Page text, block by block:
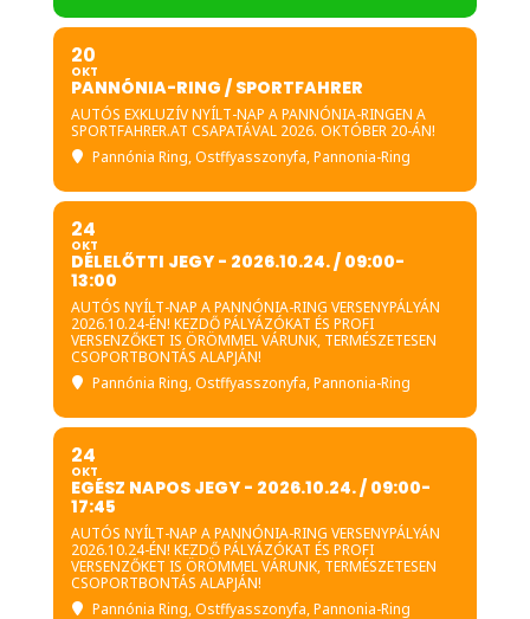
20
OKT
PANNÓNIA-RING / SPORTFAHRER
AUTÓS EXKLUZÍV NYÍLT-NAP A PANNÓNIA-RINGEN A
SPORTFAHRER.AT CSAPATÁVAL 2026. OKTÓBER 20-ÁN!
Pannónia Ring, Ostffyasszonyfa, Pannonia-Ring
24
OKT
DÉLELŐTTI JEGY - 2026.10.24. / 09:00-
13:00
AUTÓS NYÍLT-NAP A PANNÓNIA-RING VERSENYPÁLYÁN
2026.10.24-ÉN! KEZDŐ PÁLYÁZÓKAT ÉS PROFI
VERSENZŐKET IS ÖRÖMMEL VÁRUNK, TERMÉSZETESEN
CSOPORTBONTÁS ALAPJÁN!
Pannónia Ring, Ostffyasszonyfa, Pannonia-Ring
24
OKT
EGÉSZ NAPOS JEGY - 2026.10.24. / 09:00-
17:45
AUTÓS NYÍLT-NAP A PANNÓNIA-RING VERSENYPÁLYÁN
2026.10.24-ÉN! KEZDŐ PÁLYÁZÓKAT ÉS PROFI
VERSENZŐKET IS ÖRÖMMEL VÁRUNK, TERMÉSZETESEN
CSOPORTBONTÁS ALAPJÁN!
Pannónia Ring, Ostffyasszonyfa, Pannonia-Ring